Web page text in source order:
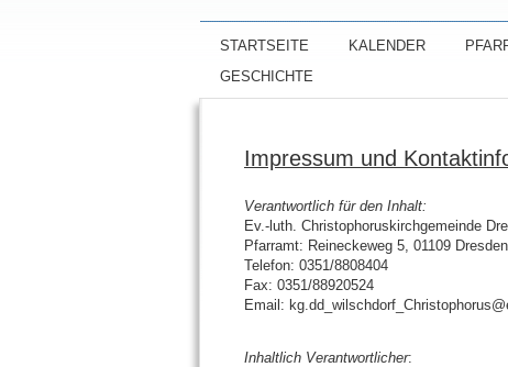
STARTSEITE KALENDER
GESCHICHTE
Impressum und
Verantwortlich für den Inhalt:
Ev.-luth. Christophoruskirchgemeinde
Pfarramt: Reineckeweg 5, 01109
Telefon: 0351/8808404
Fax: 0351/88920524
Email:
Inhaltlich Verantwortlicher: